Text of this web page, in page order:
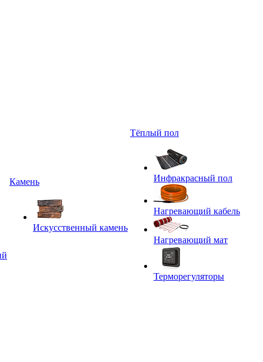
Камень
Искусственный камень
Тёплый пол
Инфракрасный пол
Нагревающий кабель
Нагревающий мат
Терморегуляторы